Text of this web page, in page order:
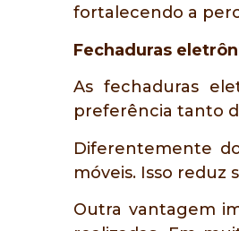
fortalecendo a
Fechaduras
As fechaduras
preferência tanto
Diferentemente
móveis. Isso reduz
Outra vantagem